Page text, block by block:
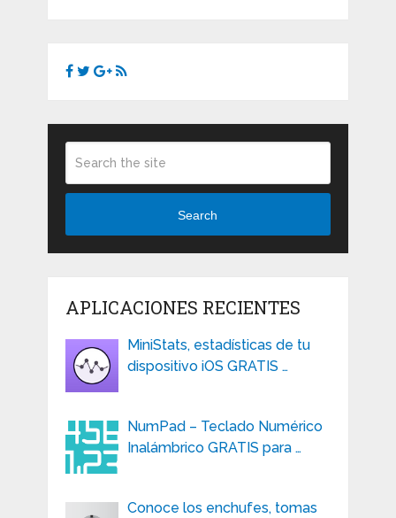
Search
APLICACIONES RECIENTES
MiniStats, estadísticas de tu
dispositivo iOS GRATIS …
NumPad – Teclado Numérico
Inalámbrico GRATIS para …
Conoce los enchufes, tomas